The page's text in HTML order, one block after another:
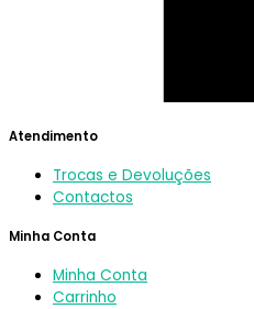
Atendimento
Trocas e Devoluções
Contactos
Minha Conta
Minha Conta
Carrinho